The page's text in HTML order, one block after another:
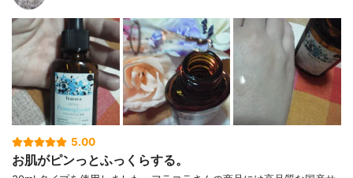
5.00
お肌がピンっとふっくらする。